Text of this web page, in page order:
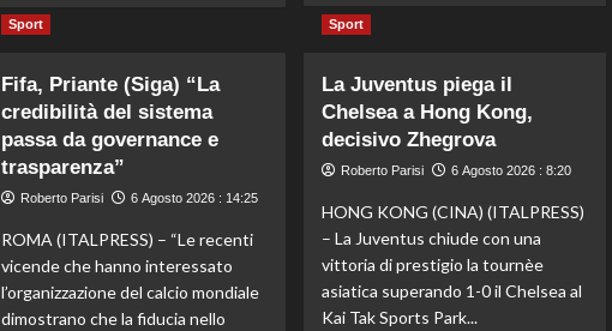
ecco
lo
staff
Mancini:
Bollini
Oriali
torna
team
manager,
agli
ottavi
del
Masters
1000
Montreal,
Shang
battuto
in
tre
Sport
Fifa, Priante (Siga) “La
credibilità del sistema
passa da governance e
trasparenza”
Roberto Parisi 6 Agosto 2026 : 14:25
ROMA (ITALPRESS) – “Le recenti
vicende che hanno interessato
l’organizzazione del calcio mondiale
dimostrano che la fiducia nello
Sport
La Juventus piega il
Chelsea a Hong Kong,
decisivo Zhegrova
Roberto Parisi 6 Agosto 2026 : 8:20
HONG KONG (CINA) (ITALPRESS)
– La Juventus chiude con una
vittoria di prestigio la tournèe
asiatica superando 1-0 il Chelsea al
Kai Tak Sports Park...